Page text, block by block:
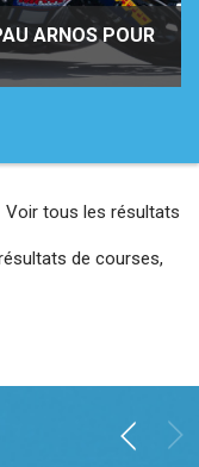
MONAYA
PASSE DEVANT
ARNOS POUR
MOTO : INITIEZ-
PARTOUT EN
Voir tous les résultats
de courses,